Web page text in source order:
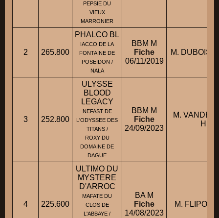
PEPSIE DU
VIEUX
MARRONIER
2 265.800
PHALCO BL
IACCO DE LA
FONTAINE DE
POSEIDON /
NALA
BBM M
Fiche
06/11/2019
M. DUBOIS
3 252.800
ULYSSE
BLOOD
LEGACY
NEFAST DE
L'ODYSSEE DES
TITANS /
ROXY DU
DOMAINE DE
DAGUE
BBM M
Fiche
24/09/2023
M.
4 225.600
ULTIMO DU
MYSTERE
D'ARROC
MAFATE DU
CLOS DE
L'ABBAYE /
BA M
Fiche
14/08/2023
M. FLIPOT